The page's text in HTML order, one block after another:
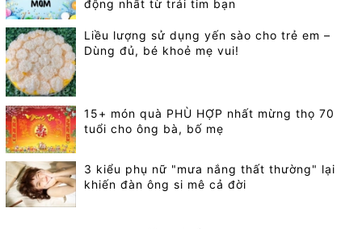
không độn phụ gia, không tẩm đường. Luôn luôn
như vậy & Mãi mãi là như vậy! Đặt mua hàng tại
website: www.helifine.vn Hoặc liên hệ Hotline (có
zalo): 090.176.0008 Fb: HeliFine
động nhất từ trái tim bạn
Liều lượng sử dụng yến sào cho trẻ em –
Dùng đủ, bé khoẻ mẹ vui!
15+ món quà PHÙ HỢP nhất mừng thọ 70
tuổi cho ông bà, bố mẹ
3 kiểu phụ nữ "mưa nắng thất thường" lại
khiến đàn ông si mê cả đời